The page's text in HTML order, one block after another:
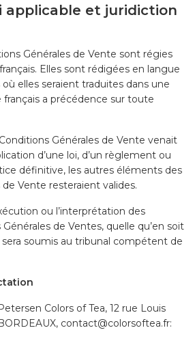
applicable et juridiction
Générales de Vente sont régies
Elles sont rédigées en langue
où elles seraient traduites dans une
a précédence sur toute
Générales de Vente venait
d’une loi, d’un règlement ou
définitive, les autres éléments des
Vente resteraient valides.
ou l’interprétation des
de Ventes, quelle qu’en soit
sera soumis au tribunal compétent de
Colors of Tea, 12 rue Louis
contact@colorsoftea.fr: